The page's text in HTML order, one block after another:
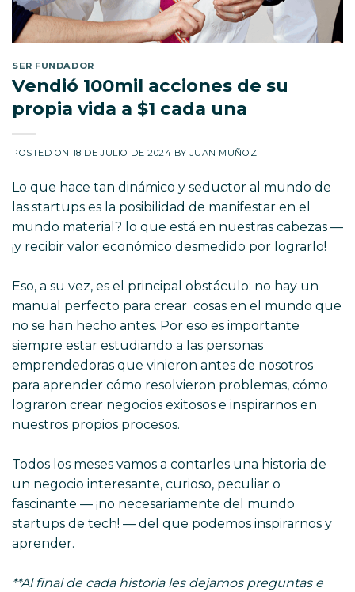
SER FUNDADOR
Vendió 100mil acciones de su
propia vida a $1 cada una
POSTED ON 18 DE JULIO DE 2024 BYJUAN MUÑOZ
Lo que hace tan dinámico y seductor al mundo de
las startups es la posibilidad de manifestar en el
mundo material? lo que está en nuestras cabezas —
¡y recibir valor económico desmedido por lograrlo!
Eso, a su vez, es el principal obstáculo: no hay un
manual perfecto para crear cosas en el mundo que
no se han hecho antes. Por eso es importante
siempre estar estudiando a las personas
emprendedoras que vinieron antes de nosotros
para aprender cómo resolvieron problemas, cómo
lograron crear negocios exitosos e inspirarnos en
nuestros propios procesos.
Todos los meses vamos a contarles una historia de
un negocio interesante, curioso, peculiar o
fascinante — ¡no necesariamente del mundo
startups de tech! — del que podemos inspirarnos y
aprender.
**Al final de cada historia les dejamos preguntas e